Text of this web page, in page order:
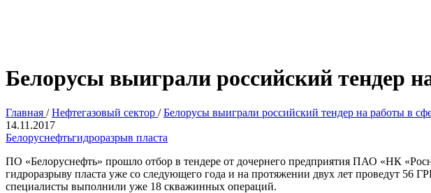
Белорусы выиграли российский тендер
Главная / Нефтегазовый сектор / Белорусы выиграли российский тендер на работы в
14.11.2017
Белоруснефтьгидроразрыв пласта
ПО «Белоруснефть» прошло отбор в тендере от дочернего предприятия ПАО «НК
гидроразрыву пласта уже со следующего года и на протяжении двух лет проведут 56
специалисты выполнили уже 18 скважинных операций.